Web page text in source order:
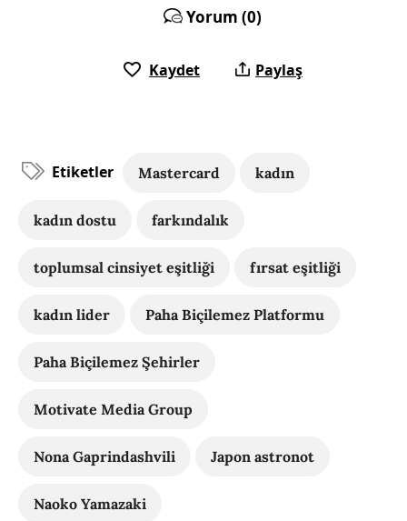
Yorum (0)
Kaydet Paylaş
Etiketler Mastercard kadın
kadın dostu farkındalık
toplumsal cinsiyet eşitliği fırsat eşitliği
kadın lider Paha Biçilemez Platformu
Paha Biçilemez Şehirler
Motivate Media Group
Nona Gaprindashvili Japon astronot
Naoko Yamazaki